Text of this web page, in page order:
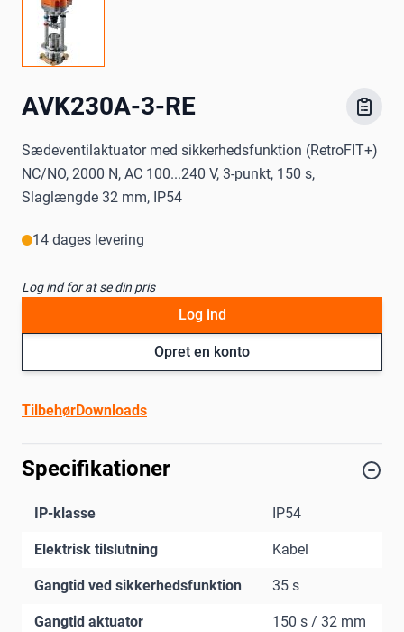
AVK230A-3-RE
Sædeventilaktuator med sikkerhedsfunktion (RetroFIT+)
NC/NO, 2000 N, AC 100...240 V, 3-punkt, 150 s,
Slaglængde 32 mm, IP54
14 dages levering
Log ind for at se din pris
Opret en konto
Log ind
TilbehørDownloads
Specifikationer
IP-klasse IP54
Elektrisk tilslutning Kabel
Gangtid ved sikkerhedsfunktion 35 s
Gangtid aktuator 150 s / 32 mm